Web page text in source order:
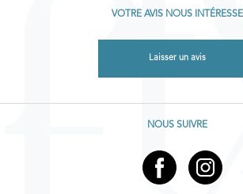
VOTRE AVIS NOUS INTÉRESSE
Laisser un avis
NOUS SUIVRE